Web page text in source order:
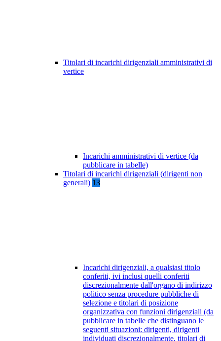
Titolari di incarichi dirigenziali amministrativi di
vertice
Incarichi amministrativi di vertice (da
pubblicare in tabelle)
Titolari di incarichi dirigenziali (dirigenti non
generali) 13
Incarichi dirigenziali, a qualsiasi titolo
conferiti, ivi inclusi quelli conferiti
discrezionalmente dall'organo di indirizzo
politico senza procedure pubbliche di
selezione e titolari di posizione
organizzativa con funzioni dirigenziali (da
pubblicare in tabelle che distinguano le
seguenti situazioni: dirigenti, dirigenti
individuati discrezionalmente, titolari di